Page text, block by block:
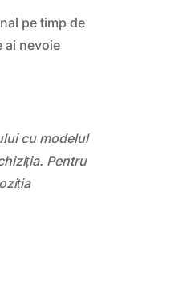
pe timp de
ai nevoie
cu modelul
Pentru